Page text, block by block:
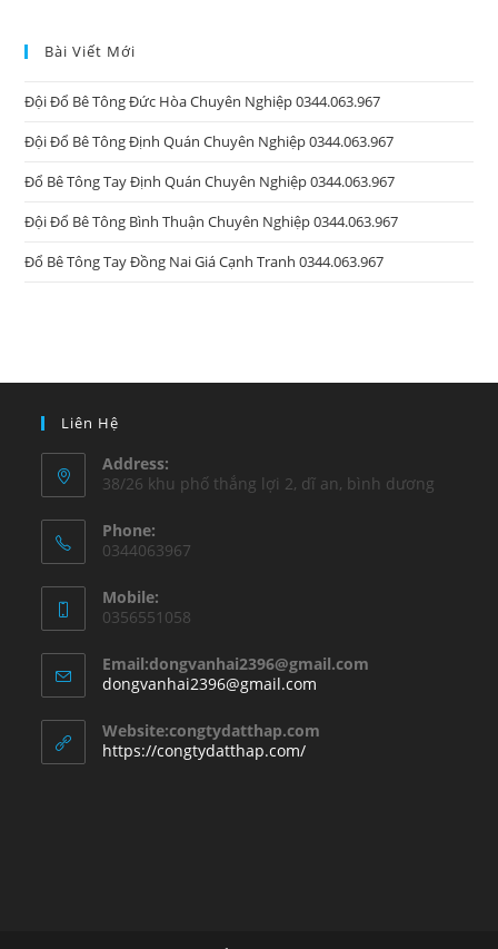
Bài Viết Mới
Đội Đổ Bê Tông Đức Hòa Chuyên Nghiệp 0344.063.967
Đội Đổ Bê Tông Định Quán Chuyên Nghiệp 0344.063.967
Đổ Bê Tông Tay Định Quán Chuyên Nghiệp 0344.063.967
Đội Đổ Bê Tông Bình Thuận Chuyên Nghiệp 0344.063.967
Đổ Bê Tông Tay Đồng Nai Giá Cạnh Tranh 0344.063.967
Liên Hệ
Address:
38/26 khu phố thắng lợi 2, dĩ an, bình dương
Phone:
0344063967
Mobile:
0356551058
Email:dongvanhai2396@gmail.com
dongvanhai2396@gmail.com
your
application
Website:congtydatthap.com
https://congtydatthap.com/